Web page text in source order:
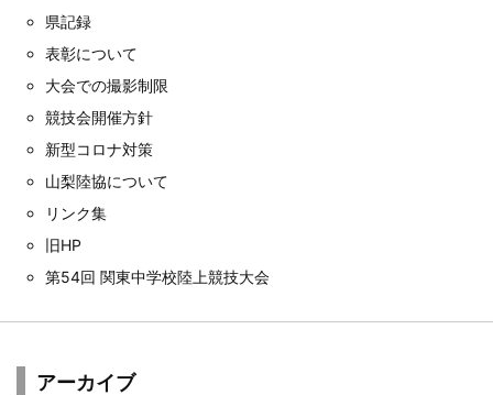
県記録
表彰について
大会での撮影制限
競技会開催方針
新型コロナ対策
山梨陸協について
リンク集
旧HP
第54回 関東中学校陸上競技大会
アーカイブ